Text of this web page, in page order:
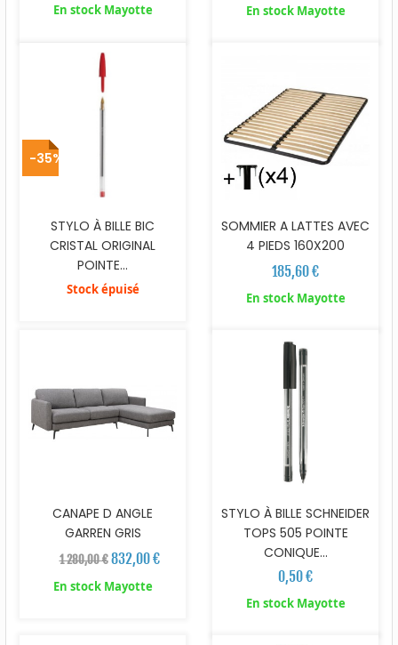
En stock Mayotte En stock Mayotte
STYLO À BILLE BIC
CRISTAL ORIGINAL
POINTE...
Stock épuisé
SOMMIER A LATTES AVEC
4 PIEDS 160X200
185,60 €
En stock Mayotte
-35%
CANAPE D ANGLE
GARREN GRIS
1 280,00 € 832,00 €
En stock Mayotte
STYLO À BILLE SCHNEIDER
TOPS 505 POINTE
CONIQUE...
0,50 €
En stock Mayotte